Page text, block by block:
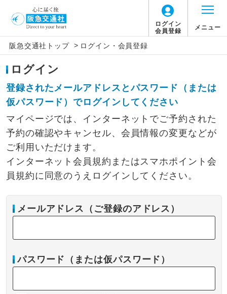
ログイン
会員登録
メニュー
阪急交通社トップ > ログイン・会員登録
ログイン
登録されたメールアドレスとパスワード（または
仮パスワード）でログインしてください
マイページでは、インターネットでご予約された
予約の確認やキャンセル、会員情報の変更などが
ご利用いただけます。
インターネット会員規約またはスマホポイント会
員規約に同意のうえログインしてください。
メールアドレス（ご登録のアドレス）
パスワード（または仮パスワード）